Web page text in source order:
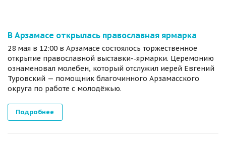
В Арзамасе открылась православная ярмарка
28 мая в 12:00 в Арзамасе состоялось торжественное
открытие православной выставки-‑ярмарки. Церемонию
ознаменовал молебен, который отслужил иерей Евгений
Туровский — помощник благочинного Арзамасского
округа по работе с молодёжью.
Подробнее